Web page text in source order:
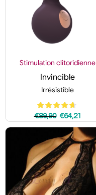
Stimulation clitoridienne
Invincible
Irrésistible
€89,90 €64,21